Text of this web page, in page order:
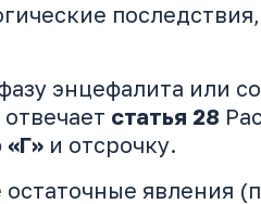
энцефалита или
статья 28
и отсрочку.
остаточные явления